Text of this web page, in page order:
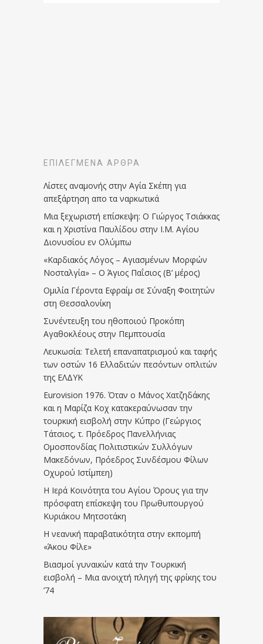
ΕΠΙΛΕΓΜΈΝΑ ΆΡΘΡΑ
Λίστες αναμονής στην Αγία Σκέπη για
απεξάρτηση απο τα ναρκωτικά
Μια ξεχωριστή επίσκεψη: Ο Γιώργος Τσιάκκας
και η Χριστίνα Παυλίδου στην Ι.Μ. Αγίου
Διονυσίου εν Ολύμπω
«Καρδιακός Λόγος – Αγιασμένων Μορφών
Νοσταλγία» – Ο Άγιος Παΐσιος (Β’ μέρος)
Ομιλία Γέροντα Εφραίμ σε Σύναξη Φοιτητών
στη Θεσσαλονίκη
Συνέντευξη του ηθοποιού Προκόπη
Αγαθοκλέους στην Πεμπτουσία
Λευκωσία: Τελετή επαναπατρισμού και ταφής
των οστών 16 Ελλαδιτών πεσόντων οπλιτών
της ΕΛΔΥΚ
Eurovision 1976. Όταν ο Μάνος Χατζηδάκης
και η Μαρίζα Κοχ κατακεραύνωσαν την
τουρκική εισβολή στην Κύπρο (Γεώργιος
Τάτσιος, τ. Πρόεδρος Πανελλήνιας
Ομοσπονδίας Πολιτιστικών Συλλόγων
Μακεδόνων, Πρόεδρος Συνδέσμου Φίλων
Οχυρού Ιστίμπεη)
Η Ιερά Κοινότητα του Αγίου Όρους για την
πρόσφατη επίσκεψη του Πρωθυπουργού
Κυριάκου Μητσοτάκη
Η νεανική παραβατικότητα στην εκπομπή
«Άκου Φίλε»
Βιασμοί γυναικών κατά την Τουρκική
εισβολή – Μια ανοιχτή πληγή της φρίκης του
’74